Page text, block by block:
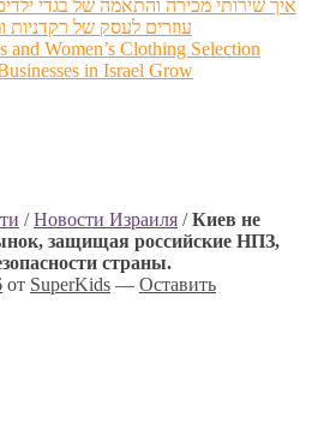
איך שירותי מכירה והתאמה של בגדי
עוזרים לעסק של רקדניות
and Women’s Clothing Selection
in Israel Grow
/Новости Израиля /Киев не
защищая российские НПЗ,
страны.
от SuperKids — Оставить